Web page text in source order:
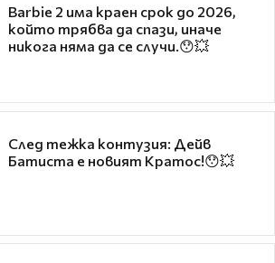
Barbie 2 има краен срок до 2026,
който трябва да спази, иначе
никога няма да се случи.😯💥
След тежка контузия: Дейв
Батиста е новият Кратос!😯💥